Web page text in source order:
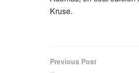
Kruse.
Previous Post